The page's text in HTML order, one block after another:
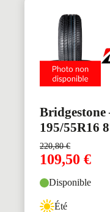
Bridgestone
195/55R16
220,80€
109,50 €
Disponible
Été